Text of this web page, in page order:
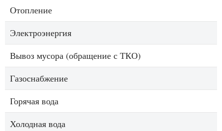
Отопление
Электроэнергия
Вывоз мусора (обращение с ТКО)
Газоснабжение
Горячая вода
Холодная вода